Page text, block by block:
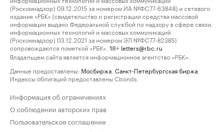
(Роскомнадзор) 09.12.2015 за номером ИА №ФС77-63848) и сетевого
издания «РБК» (свидетельство о регистрации средства массовой
информации выдано Федеральной службой по надзору в сфере связи,
информационных технологий и массовых коммуникаций
(Роскомнадзор) 03.12.2021 за номером ЭЛ №ФС77-82385)
сопровождаются пометкой «РБК».
18+ letters@rbc.ru
Владельцем сайта является информационное агентство «РБК».
Данные предоставлены: Мосбиржа Санкт-Петербургская биржа
Индексы облигаций предоставлены Cbonds.
Информация об ограничениях
О соблюдении авторских прав
Пользовательское соглашение